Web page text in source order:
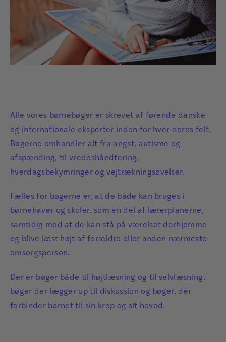
Alle vores børnebøger er skrevet af førende danske
og internationale eksperter inden for hver deres felt.
Bøgerne omhandler alt fra angst, autisme og
afspænding, til vredeshåndtering,
hverdagsbekymringer og vejtrækningsøvelser.
Fælles for bøgerne er, at de både kan bruges i
børnehaver og skoler, som en del af lærerplanerne,
samtidig med at de kan stå på værelset derhjemme
og blive læst højt af forældre eller anden nærmeste
omsorgsperson.
Der er bøger både til højtlæsning og til selvlæsning,
bøger der lægger op til diskussion og bøger, der
forbinder barnet til sin krop og sit hoved.